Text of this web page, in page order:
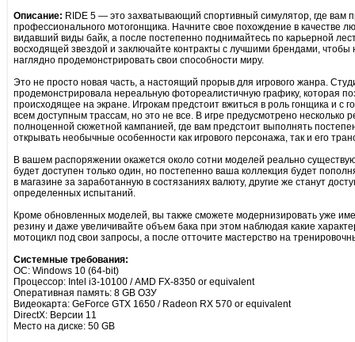
Описание: RIDE 5 — это захватывающий спортивный симулятор, где вам
профессионального мотогонщика. Начните свое похождение в качестве
видавший виды байк, а после постепенно поднимайтесь по карьерной
восходящей звездой и заключайте контракты с лучшими брендами, чтобы
наглядно продемонстрировать свои способности миру.
Это не просто новая часть, а настоящий прорыв для игрового жанра.
продемонстрировала нереальную фотореалистичную графику, которая
происходящее на экране. Игрокам предстоит вжиться в роль гонщика и с
всем доступным трассам, но это не все. В игре предусмотрено несколько
полноценной сюжетной кампанией, где вам предстоит выполнять
открывать необычные особенности как игрового персонажа, так и его
В вашем распоряжении окажется около сотни моделей реально
будет доступен только один, но постепенно ваша коллекция будет
в магазине за заработанную в состязаниях валюту, другие же станут
определенных испытаний.
Кроме обновленных моделей, вы также сможете модернизировать уже
резину и даже увеличивайте объем бака при этом наблюдая какие
мотоцикл под свои запросы, а после отточите мастерство на
Системные требования:
ОС: Windows 10 (64-bit)
Процессор: Intel i3-10100 / AMD FX-8350 or equivalent
Оперативная память: 8 GB ОЗУ
Видеокарта: GeForce GTX 1650 / Radeon RX 570 or equivalent
DirectX: Версии 11
Место на диске: 50 GB